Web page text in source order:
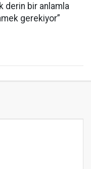
derin bir anlamla
gerekiyor”